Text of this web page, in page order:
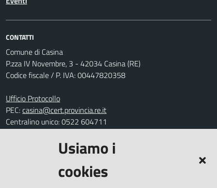
Usiamo i
cookies
CONTATTI
Comune di Casina
P.zza IV Novembre, 3 - 42034 Casina (RE)
Codice fiscale / P. IVA: 00447820358
Ufficio Protocollo
PEC:casina@cert.provincia.re.it
Centralino unico: 0522 604711
Segnalazione disservizio